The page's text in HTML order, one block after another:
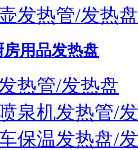
发热管/发热盘
用品发热盘
热管/发热盘
泉机发热管/
保温发热盘/